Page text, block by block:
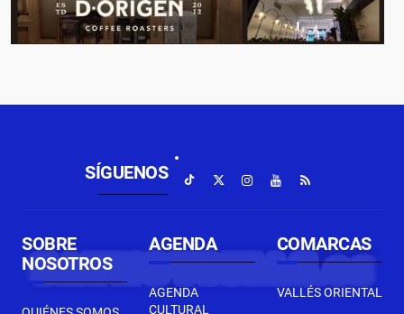
SÍGUENOS
SOBRE
NOSOTROS
AGENDA
AGENDA
CULTURAL
COMARCAS
VALLÉS ORIENTAL